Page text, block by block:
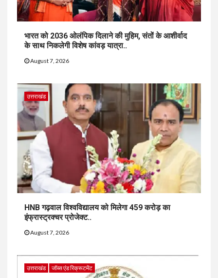
भारत को 2036 ओलंपिक दिलाने की मुहिम, संतों के आशीर्वाद
के साथ निकलेगी विशेष कांवड़ यात्रा..
August 7, 2026
उत्तराखंड
HNB गढ़वाल विश्वविद्यालय को मिलेगा 459 करोड़ का
इंफ्रास्ट्रक्चर प्रोजेक्ट..
August 7, 2026
उत्तराखंड जॉब्स एंड रिक्रूटमेंट